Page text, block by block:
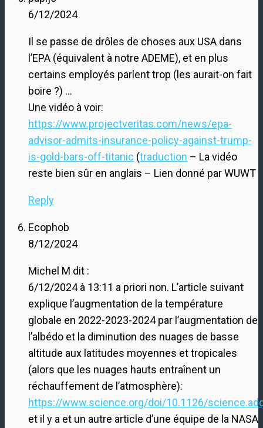
6/12/2024
Il se passe de drôles de choses aux USA dans
l’EPA (équivalent à notre ADEME), et en plus
certains employés parlent trop (les aurait-on fait
boire ?) …
Une vidéo à voir:
https://www.projectveritas.com/news/epa-
advisor-admits-insurance-policy-against-trump-
is-gold-bars-off-titanic (traduction – La vidéo
reste bien sûr en anglais – Lien donné par WUWT
Reply
Ecophob
8/12/2024
Michel M dit :
6/12/2024 à 13:11 a priori non. L’article suivant
explique l’augmentation de la température
globale en 2022-2023-2024 par l’augmentation de
l’albédo et la diminution des nuages de basse
altitude aux latitudes moyennes et tropicales
(alors que les nuages hauts entraînent un
réchauffement de l’atmosphère):
https://www.science.org/doi/10.1126/
et il y a et un autre article d’une équipe de la NASA